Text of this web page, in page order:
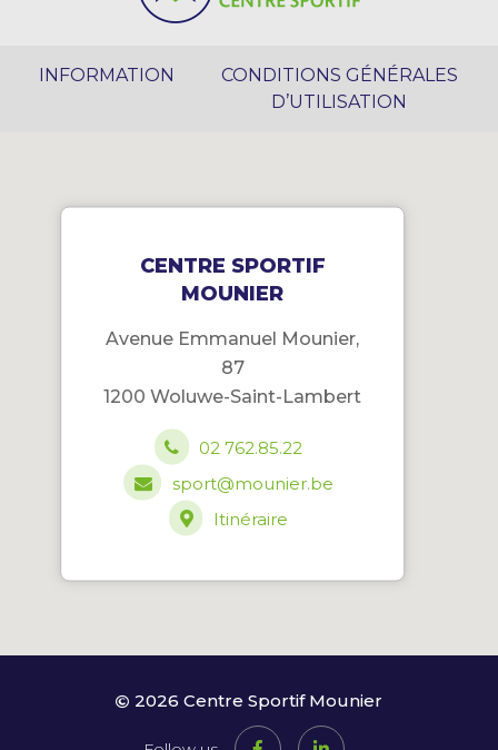
INFORMATION
CONDITIONS GÉNÉRALES
D’UTILISATION
CENTRE SPORTIF
MOUNIER
Avenue Emmanuel Mounier,
87
1200 Woluwe-Saint-Lambert
02 762.85.22
sport@mounier.be
Itinéraire
2026 Centre Sportif Mounier